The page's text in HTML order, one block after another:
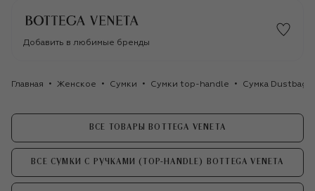
Добавить в любимые бренды
Главная Женское Сумки Сумки top-handle Сумка Dustbag
ВСЕ ТОВАРЫ BOTTEGA VENETA
ВСЕ СУМКИ С РУЧКАМИ (TOP-HANDLE) BOTTEGA VENETA